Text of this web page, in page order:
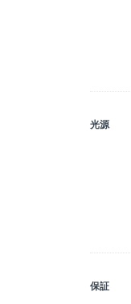
光源
保証